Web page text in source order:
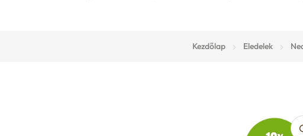
Kezdőlap Eledelek